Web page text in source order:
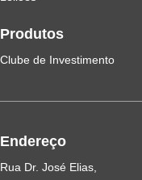
Produtos
Clube de Investimento
Endereço
Rua Dr. José Elias,